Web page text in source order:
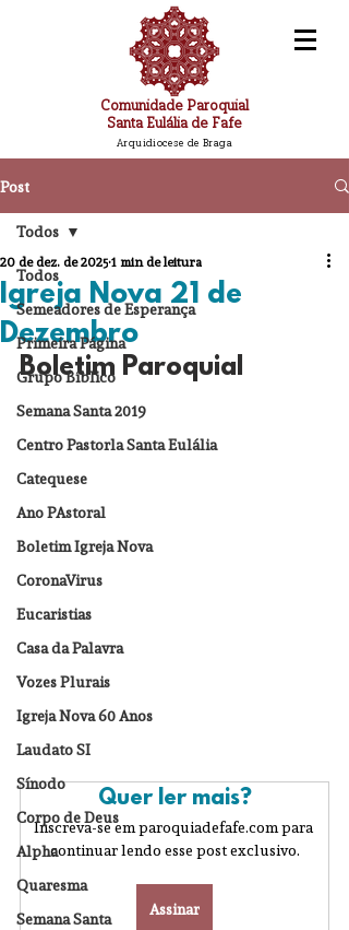
Comunidade Paroquial
Santa Eulália de Fafe
Arquidiocese de Braga
Post
Todos
Semeadores de Esperança
Primeira Página
Grupo Bíblico
Semana Santa 2019
Centro Pastorla Santa Eulália
Catequese
Ano PAstoral
Boletim Igreja Nova
CoronaVirus
Eucaristias
Casa da Palavra
Vozes Plurais
Igreja Nova 60 Anos
Laudato SI
Sínodo
Corpo de Deus
Alpha
Quaresma
Semana Santa
Todos
Igreja Nova 21 de
Dezembro
20 de dez. de 2025 1 min de leitura
Boletim Paroquial
Quer ler mais?
Inscreva-se em paroquiadefafe.com para
continuar lendo esse post exclusivo.
Assinar